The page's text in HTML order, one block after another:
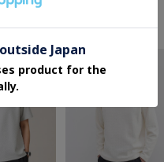
のおすすめ